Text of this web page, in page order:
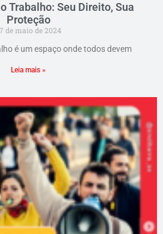
Trabalho: Seu Direito, Sua
Proteção
de maio de 2024
é um espaço onde todos devem
Leia mais »